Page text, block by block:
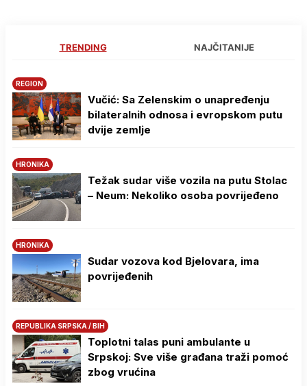
TRENDING NAJČITANIJE
REGION
Vučić: Sa Zelenskim o unapređenju
bilateralnih odnosa i evropskom putu
dvije zemlje
HRONIKA
Težak sudar više vozila na putu Stolac
– Neum: Nekoliko osoba povrijeđeno
HRONIKA
Sudar vozova kod Bjelovara, ima
povrijeđenih
REPUBLIKA SRPSKA / BIH
Toplotni talas puni ambulante u
Srpskoj: Sve više građana traži pomoć
zbog vrućina